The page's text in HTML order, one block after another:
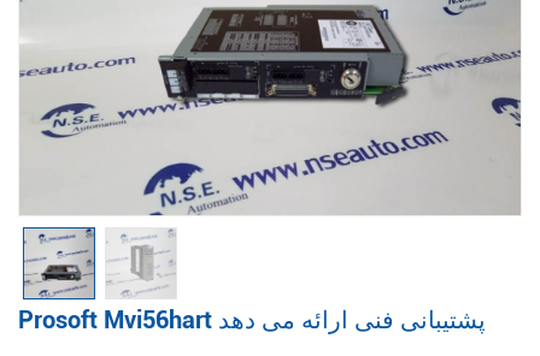
Prosoft Mvi56hart پشتیبانی فنی ارائه می دهد